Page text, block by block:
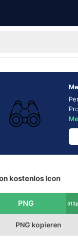
kostenlos Icon
PNG
PNG kopieren